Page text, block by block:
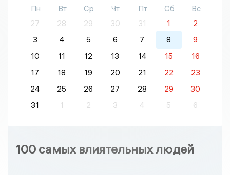
Пн Вт Ср Чт Пт Сб
Вс
27
28 29 30 31 1
2
3
4 5 6 7 8
9
10
11 12 13 14 15
16
17
18 19 20 21 22
23
24
25 26 27 28 29
30
31
1 2 3 4 5 6
100 самых влиятельных людей